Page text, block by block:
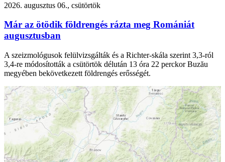
2026. augusztus 06., csütörtök
Már az ötödik földrengés rázta meg Romániát
augusztusban
A szeizmológusok felülvizsgálták és a Richter-skála szerint 3,3-ról
3,4-re módosították a csütörtök délután 13 óra 22 perckor Buzău
megyében bekövetkezett földrengés erősségét.